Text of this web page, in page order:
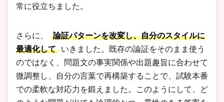
常に役立ちました。
さらに、
論証パターンを改変し、自分のスタイルに
最適化して
いきました。既存の論証をそのまま使う
のではなく、問題文の事実関係や出題趣旨に合わせて
微調整し、自分の言葉で再構築することで、試験本番
での柔軟な対応力を鍛えました。このようにして、ど